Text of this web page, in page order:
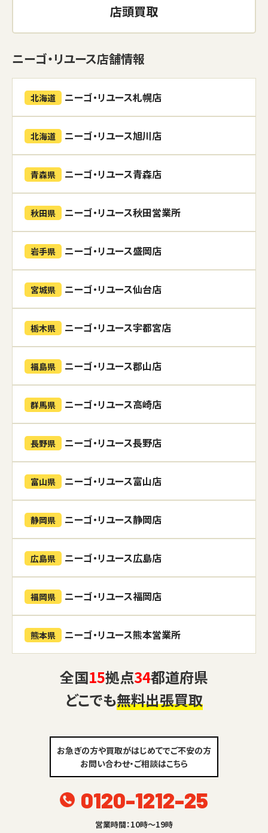
店頭買取
ニーゴ・リユース店舗情報
北海道 ニーゴ・リユース札幌店
北海道 ニーゴ・リユース旭川店
青森県 ニーゴ・リユース青森店
秋田県 ニーゴ・リユース秋田営業所
岩手県 ニーゴ・リユース盛岡店
宮城県 ニーゴ・リユース仙台店
栃木県 ニーゴ・リユース宇都宮店
福島県 ニーゴ・リユース郡山店
群馬県 ニーゴ・リユース高崎店
長野県 ニーゴ・リユース長野店
富山県 ニーゴ・リユース富山店
静岡県 ニーゴ・リユース静岡店
広島県 ニーゴ・リユース広島店
福岡県 ニーゴ・リユース福岡店
熊本県 ニーゴ・リユース熊本営業所
全国15拠点34都道府県
どこでも無料出張買取
お急ぎの方や買取がはじめてでご不安の方
お問い合わせ・ご相談はこちら
0120-1212-25
営業時間：10時～19時